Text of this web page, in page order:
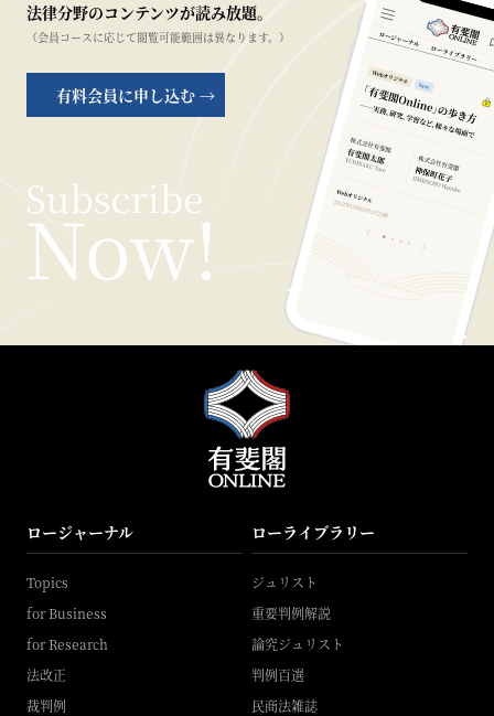
法律分野のコンテンツが読み放題。
（会員コースに応じて閲覧可能範囲は異なります。）
有料会員に申し込む →
ロージャーナル
Topics
for Business
for Research
法改正
裁判例
ローライブラリー
ジュリスト
重要判例解説
論究ジュリスト
判例百選
民商法雑誌